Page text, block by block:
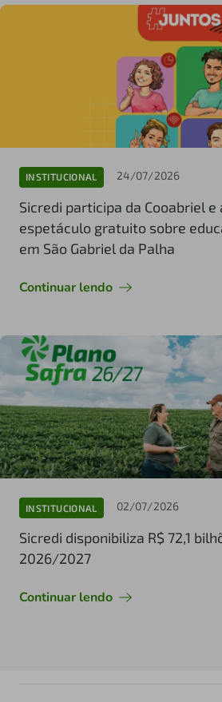
INSTITUCIONAL 24/07/2026
Sicredi participa da Cooabriel e
espetáculo gratuito sobre
em São Gabriel da Palha
Continuar lendo
INSTITUCIONAL 02/07/2026
Sicredi disponibiliza R$ 72,1
2026/2027
Continuar lendo